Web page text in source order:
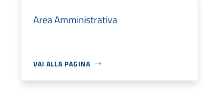
Area Amministrativa
VAI ALLA PAGINA